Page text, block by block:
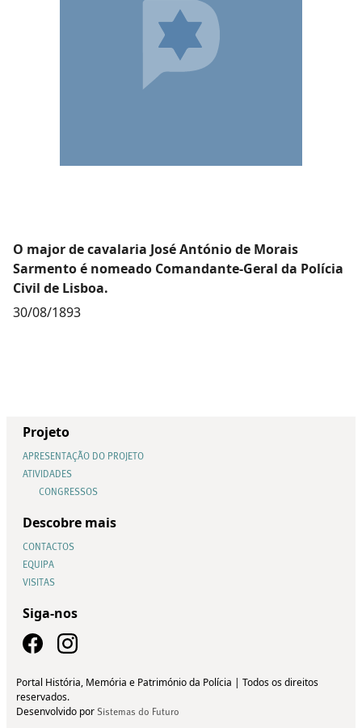
O major de cavalaria José António de Morais
Sarmento é nomeado Comandante-Geral da Polícia
Civil de Lisboa.
30/08/1893
Projeto
APRESENTAÇÃO DO PROJETO
ATIVIDADES
CONGRESSOS
Descobre mais
CONTACTOS
EQUIPA
VISITAS
Siga-nos
Portal História, Memória e Património da Polícia | Todos os direitos
reservados.
Desenvolvido por Sistemas do Futuro